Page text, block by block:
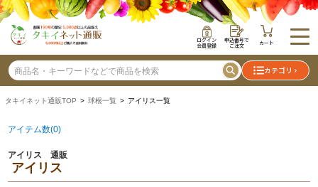
ログイン
会員登録
申込番号で
ご注文 カート
カテゴリ
タキイネット通販TOP > 球根一覧 > アイリス一覧
アイテム数(0)
アイリス 通販
アイリス